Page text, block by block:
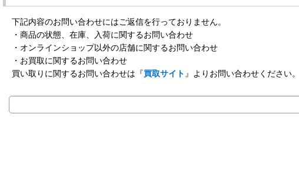
下記内容のお問い合わせにはご返信を行っておりません。
・商品の状態、在庫、入荷に関するお問い合わせ
・オンラインショップ以外の店舗に関するお問い合わせ
・お買取に関するお問い合わせ
買い取りに関するお問い合わせは『買取サイト 』よりお問い合わせください。